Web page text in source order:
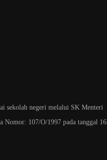
sekolah negeri melalui SK Menteri
Nomor: 107/O/1997 pada tanggal 16